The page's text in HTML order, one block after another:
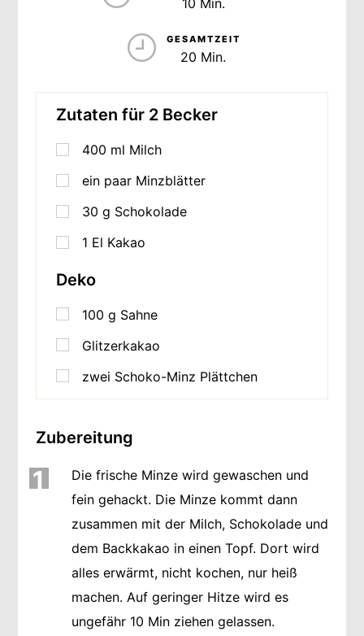
GESAMTZEIT
20 Min.
Zutaten für 2 Becker
400 ml Milch
ein paar Minzblätter
30 g Schokolade
1 El Kakao
Deko
100 g Sahne
Glitzerkakao
zwei Schoko-Minz Plättchen
Zubereitung
1
Die frische Minze wird gewaschen und
fein gehackt. Die Minze kommt dann
zusammen mit der Milch, Schokolade und
dem Backkakao in einen Topf. Dort wird
alles erwärmt, nicht kochen, nur heiß
machen. Auf geringer Hitze wird es
ungefähr 10 Min ziehen gelassen.